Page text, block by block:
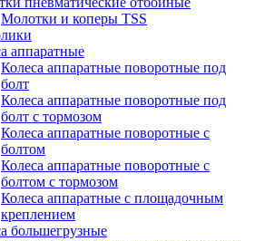
Молотки и коперы TSS
аппаратные
Колеса аппаратные поворотные под
болт
Колеса аппаратные поворотные под
болт с тормозом
Колеса аппаратные поворотные с
болтом
Колеса аппаратные поворотные с
болтом с тормозом
Колеса аппаратные с площадочным
креплением
большегрузные